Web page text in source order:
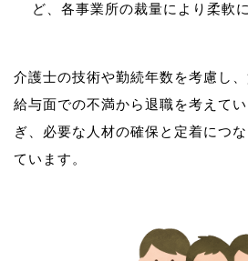
ど、各事業所の裁量により柔軟
介護士の技術や勤続年数を考慮し
給与面での不満から退職を考えて
ぎ、必要な人材の確保と定着につ
ています。